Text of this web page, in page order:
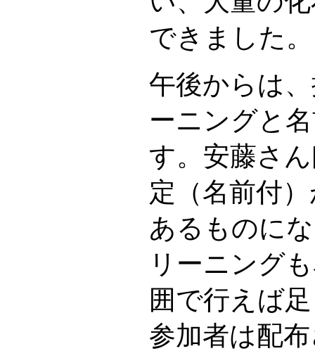
できました。
午後からは
ーニングと
す。安藤さ
定（名前付
あるものに
リーニング
囲で行えば
参加者は配